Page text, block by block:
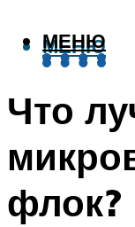
МЕНЮ
МЕНЮ
Что
флок?